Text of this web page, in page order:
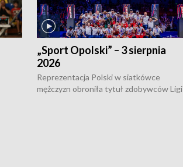
„Sport Opolski” – 3 sierpnia
2026
Reprezentacja Polski w siatkówce
mężczyzn obroniła tytuł zdobywców Ligi